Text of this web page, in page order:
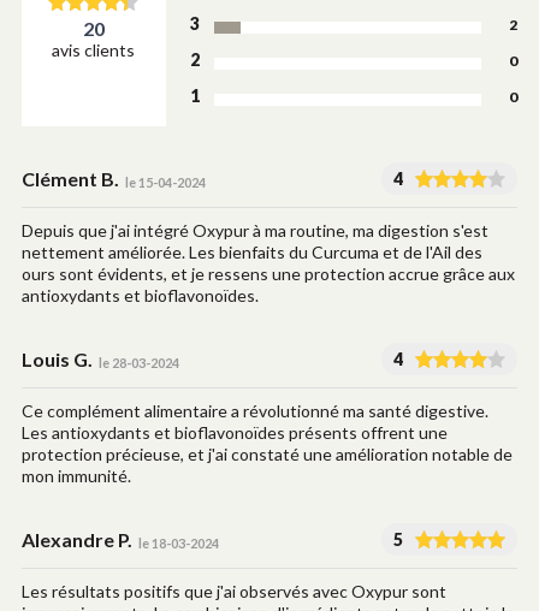
20
avis clients
3 2
2 0
1 0
Clément B. le 15-04-2024 4
Depuis que j'ai intégré Oxypur à ma routine, ma digestion s'est
nettement améliorée. Les bienfaits du Curcuma et de l'Ail des
ours sont évidents, et je ressens une protection accrue grâce aux
antioxydants et bioflavonoïdes.
Louis G. le 28-03-2024 4
Ce complément alimentaire a révolutionné ma santé digestive.
Les antioxydants et bioflavonoïdes présents offrent une
protection précieuse, et j'ai constaté une amélioration notable de
mon immunité.
Alexandre P. le 18-03-2024 5
Les résultats positifs que j'ai observés avec Oxypur sont